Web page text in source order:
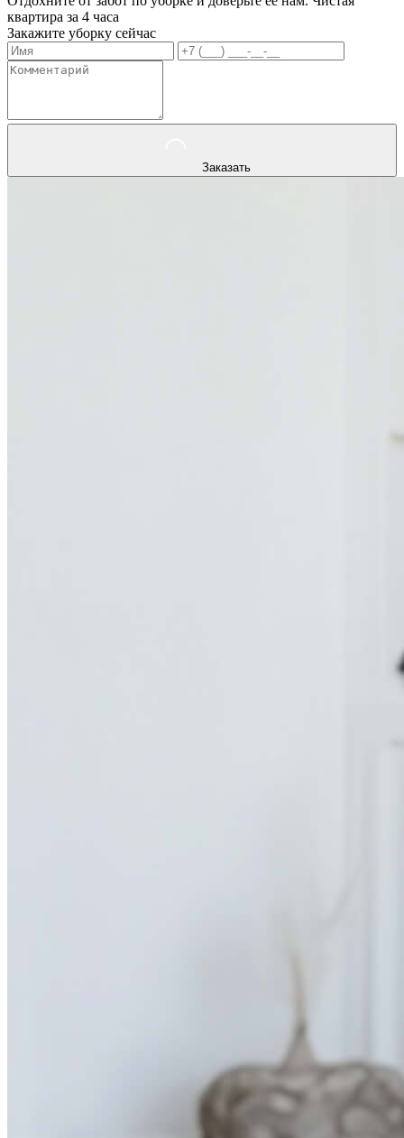
квартира за 4 часа
Закажите уборку сейчас
Заказать